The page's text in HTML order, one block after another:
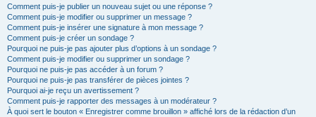
Comment puis-je publier un nouveau sujet ou une réponse ?
Comment puis-je modifier ou supprimer un message ?
Comment puis-je insérer une signature à mon message ?
Comment puis-je créer un sondage ?
Pourquoi ne puis-je pas ajouter plus d’options à un sondage ?
Comment puis-je modifier ou supprimer un sondage ?
Pourquoi ne puis-je pas accéder à un forum ?
Pourquoi ne puis-je pas transférer de pièces jointes ?
Pourquoi ai-je reçu un avertissement ?
Comment puis-je rapporter des messages à un modérateur ?
À quoi sert le bouton « Enregistrer comme brouillon » affiché lors de la rédaction d’un